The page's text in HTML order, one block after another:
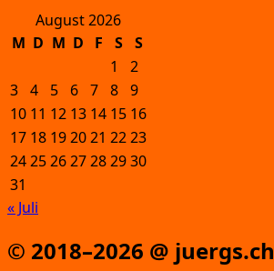
August 2026
M D M D F S
S
1
2
3 4 5 6 7 8 9
10 11 12 13 14 15 16
17 18 192021 2223
24252627282930
31
« Juli
© 2018–2026 @ juergs.ch